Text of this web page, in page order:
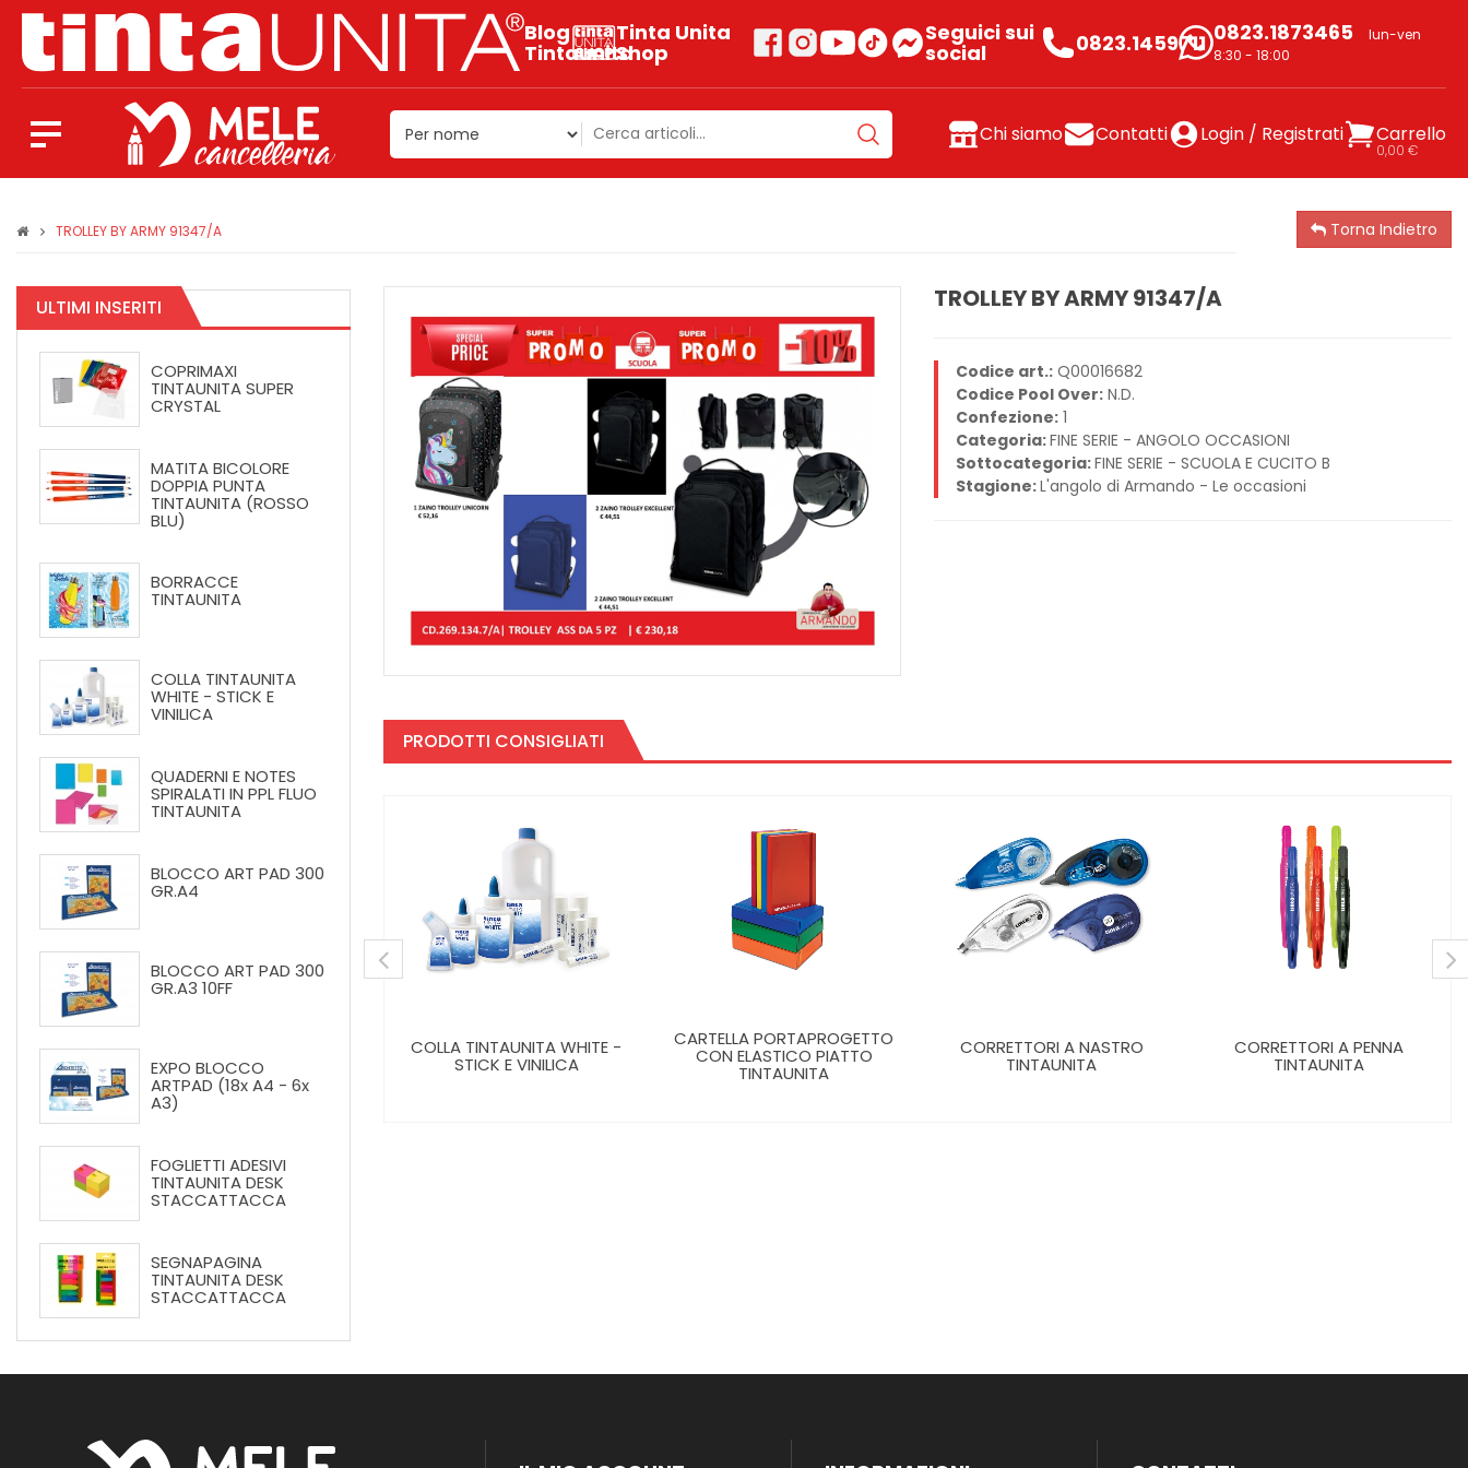
Blog
Tintaunita
Tinta Unita
Shop
Seguici sui
social 0823.1459711 0823.1873465
lun-ven
8:30 - 18:00
Chi siamo Contatti Login / Registrati Carrello
0,00 €
TROLLEY BY ARMY 91347/A Torna Indietro
ULTIMI INSERITI
COPRIMAXI
TINTAUNITA SUPER
CRYSTAL
MATITA BICOLORE
DOPPIA PUNTA
TINTAUNITA (ROSSO
BLU)
BORRACCE
TINTAUNITA
COLLA TINTAUNITA
WHITE - STICK E
VINILICA
QUADERNI E NOTES
SPIRALATI IN PPL FLUO
TINTAUNITA
BLOCCO ART PAD 300
GR.A4
BLOCCO ART PAD 300
GR.A3 10FF
EXPO BLOCCO
ARTPAD (18x A4 - 6x
A3)
FOGLIETTI ADESIVI
TINTAUNITA DESK
STACCATTACCA
SEGNAPAGINA
TINTAUNITA DESK
STACCATTACCA
TROLLEY BY ARMY 91347/A
Codice art.: Q00016682
Codice Pool Over: N.D.
Confezione: 1
Categoria:FINE SERIE - ANGOLO OCCASIONI
Sottocategoria:FINE SERIE - SCUOLA E CUCITO B
Stagione:L'angolo di Armando - Le occasioni
PRODOTTI CONSIGLIATI
100 GR.
COLLA TINTAUNITA WHITE -
STICK E VINILICA
CARTELLA PORTAPROGETTO
CON ELASTICO PIATTO
TINTAUNITA
CORRETTORI A NASTRO
TINTAUNITA
CORRETTORI A PENNA
TINTAUNITA